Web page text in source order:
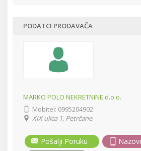
PODATCI PRODAVAČA
MARKO POLO NEKRETNINE d.o.o.
Mobitel: 0995204902
XIX ulica 1, Petrčane
Pošalji Poruku
Nazovi